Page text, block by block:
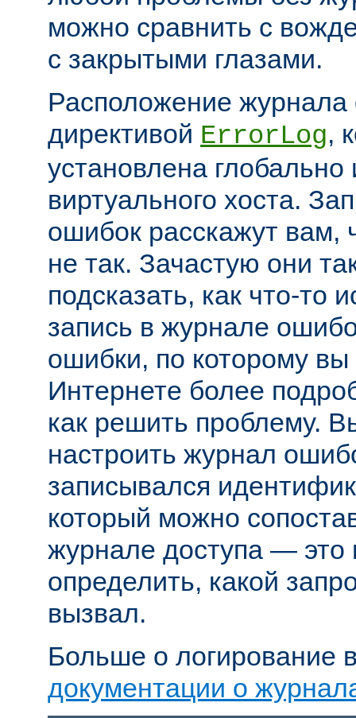
можно сравнить с
с закрытыми глазами.
Расположение журнала
директивой ErrorLog,
установлена
виртуального хоста.
ошибок расскажут вам,
не так. Зачастую они
подсказать, как что-то
запись в журнале
ошибки, по которому
Интернете более
как решить проблему.
настроить журнал
записывался
который можно
журнале доступа — это
определить, какой
вызвал.
Больше о логирование
документации о